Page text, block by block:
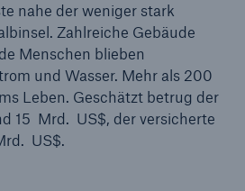
nahe der weniger stark
Zahlreiche Gebäude
Menschen blieben
und Wasser. Mehr als 200
Leben. Geschätzt betrug der
15 Mrd. US$, der versicherte
US$.
Der Klimawandel zeigt